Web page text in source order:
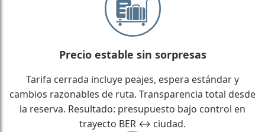
Precio estable sin sorpresas
Tarifa cerrada incluye peajes, espera estándar y
cambios razonables de ruta. Transparencia total desde
la reserva. Resultado: presupuesto bajo control en
trayecto BER ↔ ciudad.